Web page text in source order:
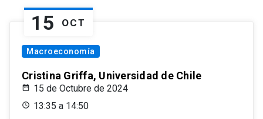
15 OCT
Macroeconomía
Cristina Griffa, Universidad de Chile
15 de Octubre de 2024
13:35 a 14:50